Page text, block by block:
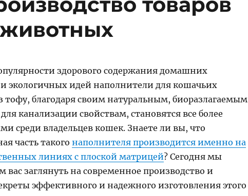
здорового содержания домашних
экологичных идей наполнители для кошачьих
тофу, благодаря своим натуральным, биоразлагаемым
канализации свойствам, становятся все более
среди владельцев кошек. Знаете ли вы, что
часть такого наполнителя производится именно на
линиях с плоской матрицей? Сегодня мы
вас заглянуть на современное производство и
эффективного и надежного изготовления этого